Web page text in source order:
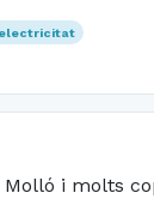
electricitat
i molts